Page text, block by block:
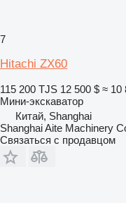
7
Hitachi ZX60
115 200 TJS 12 500 $ ≈ 10
Мини-экскаватор
Китай, Shanghai
Shanghai Aite Machinery
Связаться с продавцом